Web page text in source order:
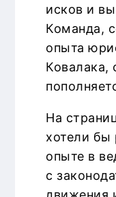
исков и
Команда,
опыта
На
хотели бы
опыте в
с